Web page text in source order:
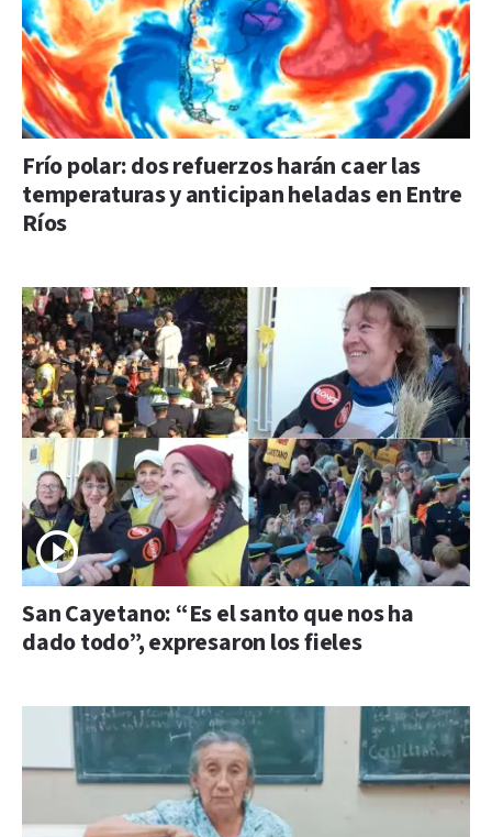
Frío polar: dos refuerzos harán caer las
temperaturas y anticipan heladas en Entre
Ríos
San Cayetano: “Es el santo que nos ha
dado todo”, expresaron los fieles